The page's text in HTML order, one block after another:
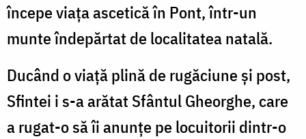
începe viața ascetică în Pont, într-un
munte îndepărtat de localitatea natală.
Ducând o viață plină de rugăciune și post,
Sfintei i s-a arătat Sfântul Gheorghe, care
a rugat-o să îi anunțe pe locuitorii dintr-o